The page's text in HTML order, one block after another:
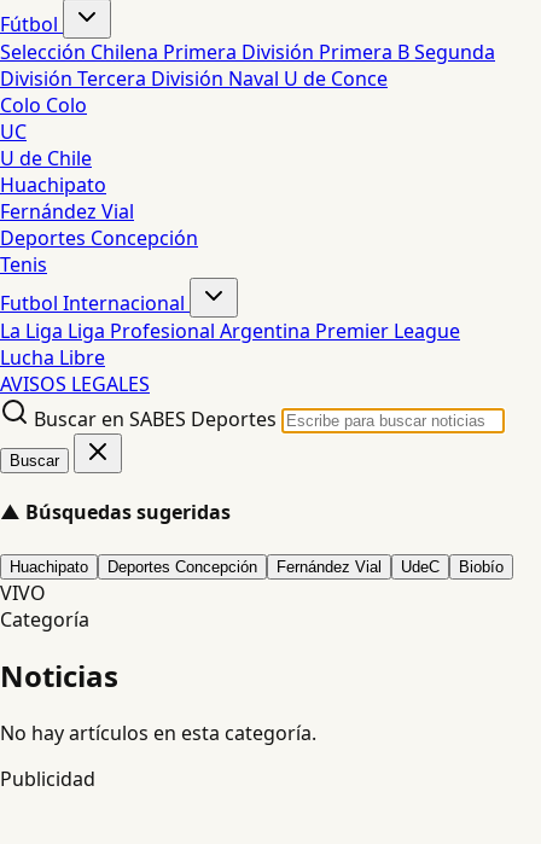
Fútbol
Selección Chilena Primera División Primera BSegunda
División Tercera División Naval U de Conce
Colo Colo
UC
U de Chile
Huachipato
Fernández Vial
Deportes Concepción
Tenis
Futbol Internacional
La Liga Liga Profesional Argentina Premier League
Lucha Libre
AVISOS LEGALES
Buscar en SABES Deportes
Buscar
▲ Búsquedas sugeridas
Huachipato Deportes Concepción Fernández Vial UdeC Biobío
VIVO
Categoría
Noticias
No hay artículos en esta categoría.
Publicidad